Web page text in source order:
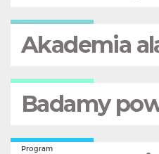
Akademia
Badamy
Program